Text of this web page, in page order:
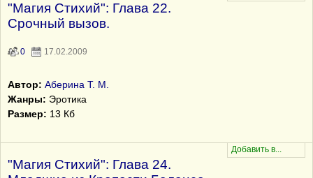
"Магия Стихий": Глава 22.
Срочный вызов.
0 17.02.2009
Автор: Аберина Т. М.
Жанры: Эротика
Размер: 13 Кб
"Магия Стихий": Глава 24.